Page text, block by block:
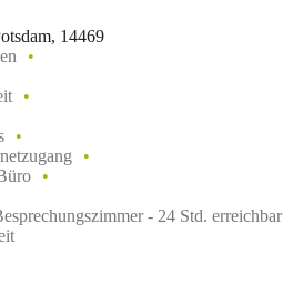
14469
- 24 Std. erreichbar